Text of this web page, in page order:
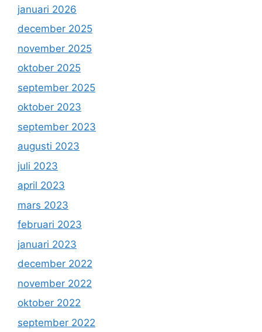
januari 2026
december 2025
november 2025
oktober 2025
september 2025
oktober 2023
september 2023
augusti 2023
juli 2023
april 2023
mars 2023
februari 2023
januari 2023
december 2022
november 2022
oktober 2022
september 2022